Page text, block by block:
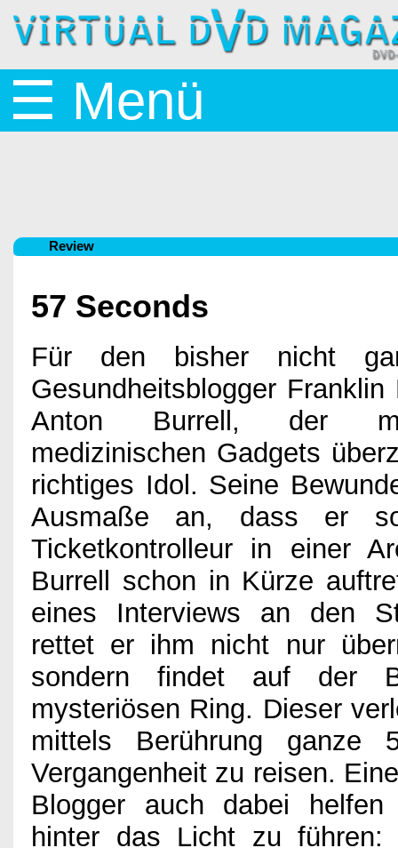
Startseite
BluRay
&
DVD
Games
Kino
Bücher
Verlosung
Partner
Impressum
☰ Menü
Review
57 Seconds
Für den bisher nicht
Gesundheitsblogger
Anton Burrell, der mit
medizinischen Gadgets
richtiges Idol. Seine
Ausmaße an, dass er
Ticketkontrolleur in einer
Burrell schon in Kürze
eines Interviews an den
rettet er ihm nicht nur
sondern findet auf der
mysteriösen Ring. Dieser
mittels Berührung ganze
Vergangenheit zu reisen.
Blogger auch dabei
hinter das Licht zu führen: